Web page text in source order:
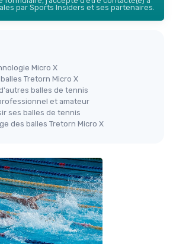
par Sports Insiders et ses partenaires.
Micro X
Tretorn Micro X
balles de tennis
et amateur
ses balles de tennis
des balles Tretorn Micro X